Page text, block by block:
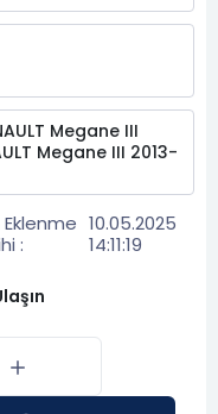
Megane III
Megane III 2013-
Eklenme
:
10.05.2025
14:11:19